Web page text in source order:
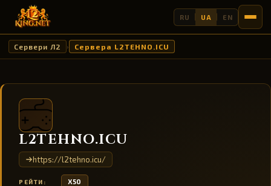
RU UA EN
Сервери Л2 › Сервера L2TEHNO.ICU
L2TEHNO.ICU
https://l2tehno.icu/
РЕЙТИ: X50